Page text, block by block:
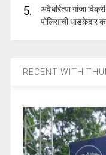
5.
अवैधरित्या गांजा
पोलिसाची धाडकेदार
RECENT WITH